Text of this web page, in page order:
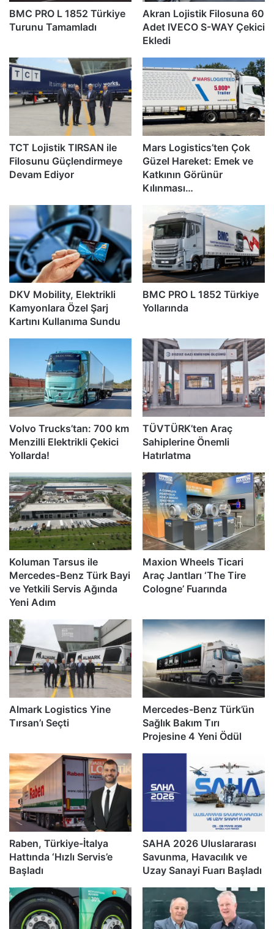
BMC PRO L 1852 Türkiye
Turunu Tamamladı
Akran Lojistik Filosuna 60
Adet IVECO S-WAY Çekici
Ekledi
TCT Lojistik TIRSAN ile
Filosunu Güçlendirmeye
Devam Ediyor
Mars Logistics’ten Çok
Güzel Hareket: Emek ve
Katkının Görünür
Kılınması…
DKV Mobility, Elektrikli
Kamyonlara Özel Şarj
Kartını Kullanıma Sundu
BMC PRO L 1852 Türkiye
Yollarında
Volvo Trucks’tan: 700 km
Menzilli Elektrikli Çekici
Yollarda!
TÜVTÜRK’ten Araç
Sahiplerine Önemli
Hatırlatma
Koluman Tarsus ile
Mercedes-Benz Türk Bayi
ve Yetkili Servis Ağında
Yeni Adım
Maxion Wheels Ticari
Araç Jantları ‘The Tire
Cologne’ Fuarında
Almark Logistics Yine
Tırsan’ı Seçti
Mercedes-Benz Türk’ün
Sağlık Bakım Tırı
Projesine 4 Yeni Ödül
Raben, Türkiye-İtalya
Hattında ‘Hızlı Servis’e
Başladı
SAHA 2026 Uluslararası
Savunma, Havacılık ve
Uzay Sanayi Fuarı Başladı